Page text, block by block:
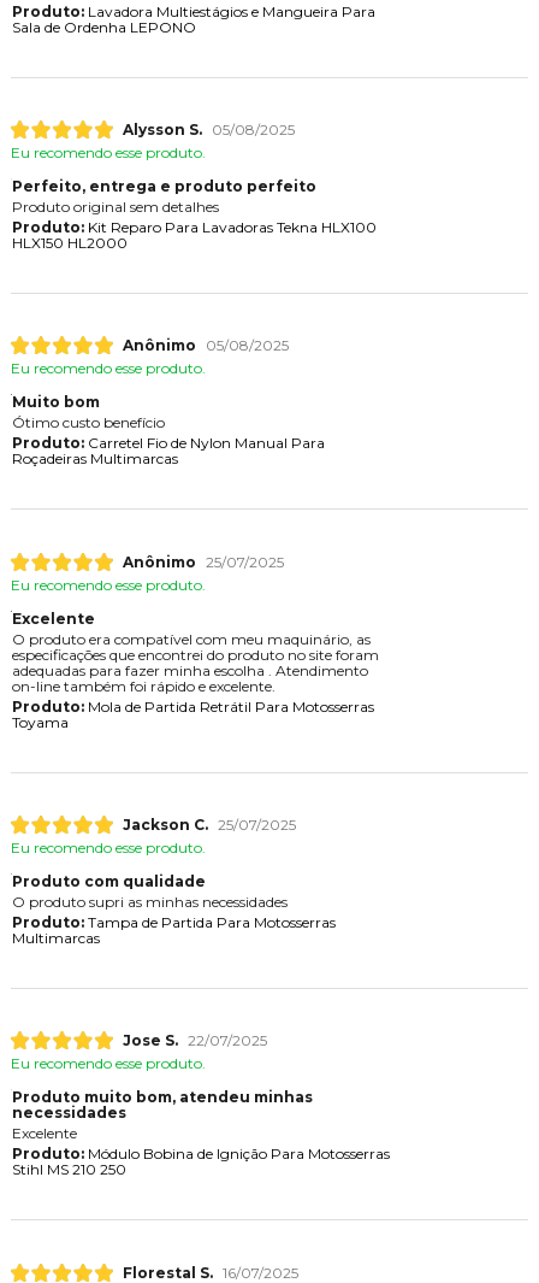
Produto:Lavadora Multiestágios e Mangueira Para
Sala de Ordenha LEPONO
Alysson S.
05/08/2025
Eu recomendo esse produto.
Perfeito, entrega e produto perfeito
Produto original sem detalhes
Produto:Kit Reparo Para Lavadoras Tekna HLX100
HLX150 HL2000
Anônimo
05/08/2025
Eu recomendo esse produto.
Muito bom
Ótimo custo benefício
Produto:Carretel Fio de Nylon Manual Para
Roçadeiras Multimarcas
Anônimo 25/07/2025
Eu recomendo esse produto.
Excelente
O produto era compatível com meu maquinário, as
especificações que encontrei do produto no site foram
adequadas para fazer minha escolha . Atendimento
on-line também foi rápido e excelente.
Produto:Mola de Partida Retrátil Para Motosserras
Toyama
Jackson C. 25/07/2025
Eu recomendo esse produto.
Produto com qualidade
O produto supri as minhas necessidades
Produto:Tampa de Partida Para Motosserras
Multimarcas
Jose S. 22/07/2025
Eu recomendo esse produto.
Produto muito bom, atendeu minhas
necessidades
Excelente
Produto:Módulo Bobina de Ignição Para Motosserras
Stihl MS 210 250
Florestal S. 16/07/2025